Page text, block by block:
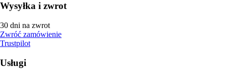
Wysyłka i zwrot
30 dni na zwrot
Zwróć zamówienie
Trustpilot
Usługi